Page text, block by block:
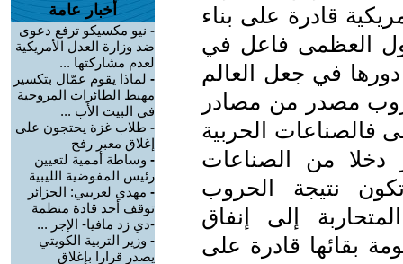
قادرة على بناء
العظمى فاعل في
في جعل العالم
مصدر من مصادر
فالصناعات الحربية
دخلا من الصناعات
نتيجة الحروب
إلى إنفاق
بقائها قادرة على
أخبار عامة
- نيو مكسيكو ترفع دعوى
ضد وزارة العدل الأمريكية
لعدم مشاركتها ...
- لماذا يقوم عمّال بتكسير
مهبط الطائرات المروحية
في البيت الأب ...
- طلاب غزة يحتجون على
إغلاق معبر رفح
- وساطة أممية لتعيين
رئيس المفوضية الليبية
- مهدي لعريبي: الجزائر
توقف أحد قادة منظمة
-دي زد مافيا- الإجر ...
- وزير التربية الكويتي
يصدر قرارا بإغلاق